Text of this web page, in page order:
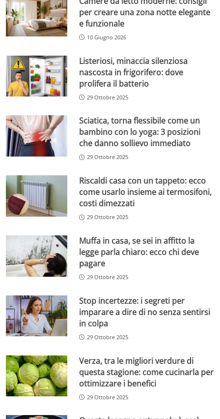
per creare una zona notte elegante
e funzionale
10 Giugno 2026
Listeriosi, minaccia silenziosa
nascosta in frigorifero: dove
prolifera il batterio
29 Ottobre 2025
Sciatica, torna flessibile come un
bambino con lo yoga: 3 posizioni
che danno sollievo immediato
29 Ottobre 2025
Riscaldi casa con un tappeto: ecco
come usarlo insieme ai termosifoni,
costi dimezzati
29 Ottobre 2025
Muffa in casa, se sei in affitto la
legge parla chiaro: ecco chi deve
pagare
29 Ottobre 2025
Stop incertezze: i segreti per
imparare a dire di no senza sentirsi
in colpa
29 Ottobre 2025
Verza, tra le migliori verdure di
questa stagione: come cucinarla per
ottimizzare i benefici
29 Ottobre 2025